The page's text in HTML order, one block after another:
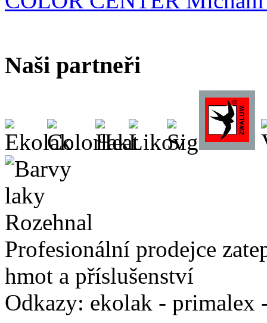
Naši partneři
Profesionální prodejce
hmot a příslušenství
Odkazy: ekolak - primalex